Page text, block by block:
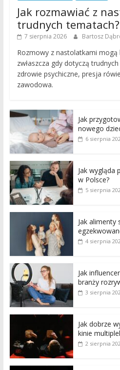
Jak rozmawiać z
trudnych tematach?
7 sierpnia 2026 Bartosz
Rozmowy z nastolatkami mogą
zwłaszcza gdy dotyczą
zdrowie psychiczne, presja
zawodowa.
Jak
nowego
6 sierpnia
Jak wygląda
w Polsce?
5 sierpnia
Jak alimenty
4 sierpnia
Jak
branży
3 sierpnia
Jak dobrze
kinie
2 sierpnia